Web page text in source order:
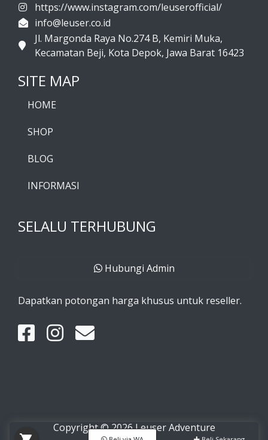
https://www.instagram.com/leuserofficial/
info@leuser.co.id
Jl. Margonda Raya No.274 B, Kemiri Muka,
Kecamatan Beji, Kota Depok, Jawa Barat 16423
SITE MAP
HOME
SHOP
BLOG
INFORMASI
SELALU TERHUBUNG
Hubungi Admin
Dapatkan potongan harga khusus untuk reseller.
Copyright © 2026 Leuser Adventure